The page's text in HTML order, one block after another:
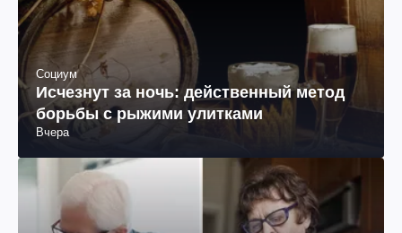
Социум
Исчезнут за ночь: действенный метод
борьбы с рыжими улитками
Вчера